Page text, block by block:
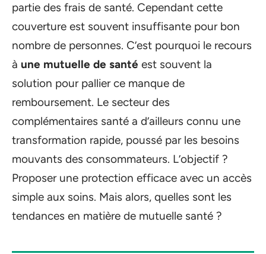
partie des frais de santé. Cependant cette
couverture est souvent insuffisante pour bon
nombre de personnes. C’est pourquoi le recours
à une mutuelle de santé est souvent la
solution pour pallier ce manque de
remboursement. Le secteur des
complémentaires santé a d’ailleurs connu une
transformation rapide, poussé par les besoins
mouvants des consommateurs. L’objectif ?
Proposer une protection efficace avec un accès
simple aux soins. Mais alors, quelles sont les
tendances en matière de mutuelle santé ?